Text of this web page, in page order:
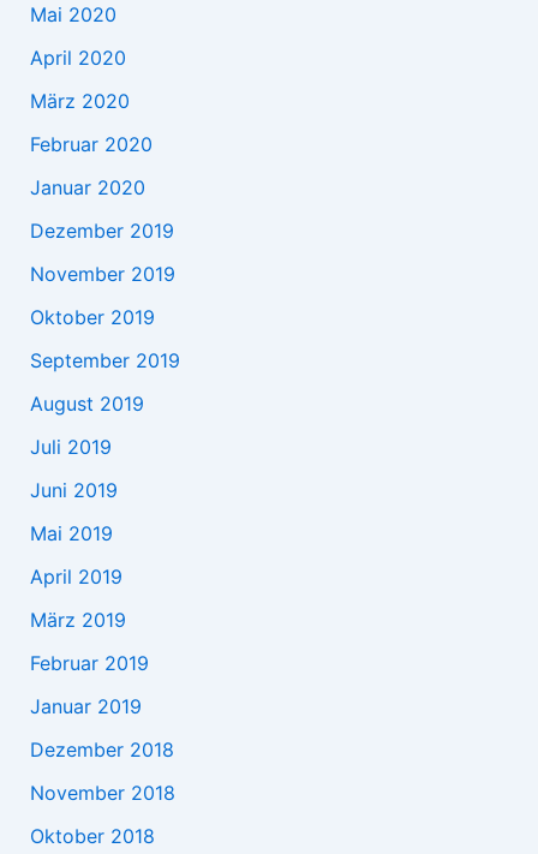
Mai 2020
April 2020
März 2020
Februar 2020
Januar 2020
Dezember 2019
November 2019
Oktober 2019
September 2019
August 2019
Juli 2019
Juni 2019
Mai 2019
April 2019
März 2019
Februar 2019
Januar 2019
Dezember 2018
November 2018
Oktober 2018